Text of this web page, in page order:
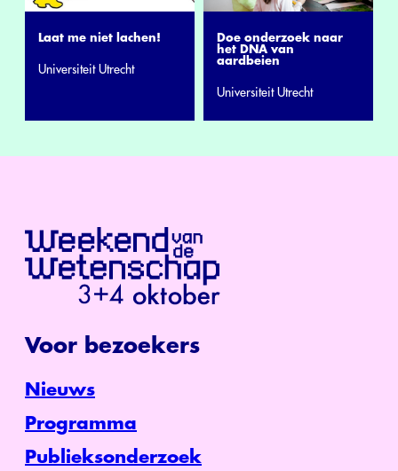
Laat me niet lachen!
Universiteit Utrecht
Doe onderzoek naar
het DNA van
aardbeien
Universiteit Utrecht
Voor bezoekers
Nieuws
Programma
Publieksonderzoek